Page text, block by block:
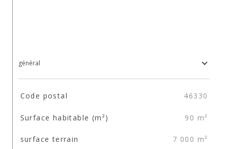
général
TRAD_SIROCCO_Caracteristique
Code postal 46330
Surface habitable (m²) 90 m²
surface terrain 7 000 m²